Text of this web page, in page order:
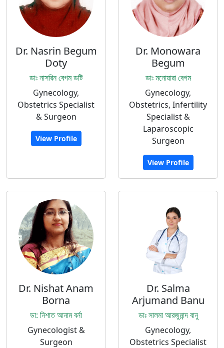
Dr. Nasrin Begum
Doty
ডাঃ নাসরিন বেগম ডটি
Gynecology,
Obstetrics Specialist
& Surgeon
View Profile
Dr. Monowara
Begum
ডাঃ মনোয়ারা বেগম
Gynecology,
Obstetrics, Infertility
Specialist &
Laparoscopic
Surgeon
View Profile
Dr. Nishat Anam
Borna
ডা: নিশাত আনাম বর্না
Gynecologist &
Surgeon
Dr. Salma
Arjumand Banu
ডাঃ সালমা আরজুমান্দ বানু
Gynecology,
Obstetrics Specialist